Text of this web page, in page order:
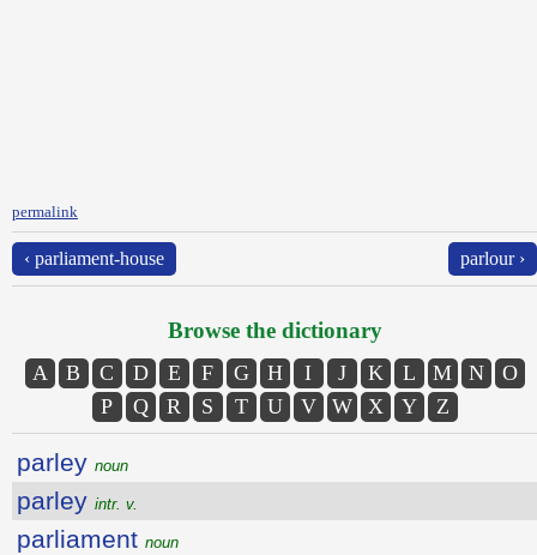
permalink
‹ parliament-house parlour ›
Browse the dictionary
A B C D E F G H I J K L M N
O
P
Q R S T U V W X Y Z
parley noun
parley intr. v.
parliament noun